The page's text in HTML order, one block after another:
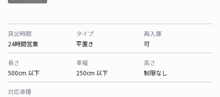
貸出時間
24時間営業
タイプ
平置き
再入庫
可
長さ
500cm 以下
車幅
250cm 以下
高さ
制限なし
対応車種